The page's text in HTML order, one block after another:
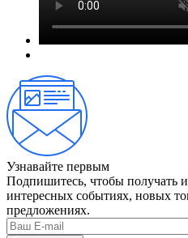
Узнавайте первым
Подпишитесь, чтобы получать
интересных событиях, новых
предложениях.